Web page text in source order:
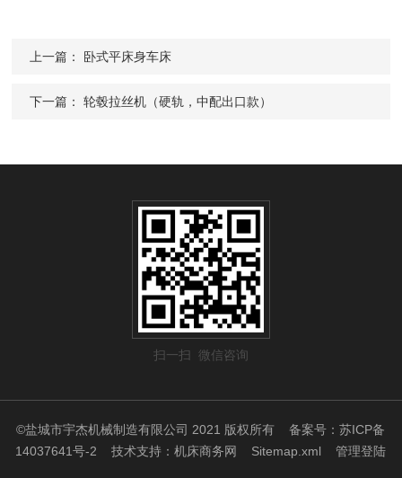
上一篇： 卧式平床身车床
下一篇：轮毂拉丝机（硬轨，中配出口款）
扫一扫 微信咨询
©盐城市宇杰机械制造有限公司 2021 版权所有备案号：苏ICP备
14037641号-2 技术支持：机床商务网 Sitemap.xml 管理登陆